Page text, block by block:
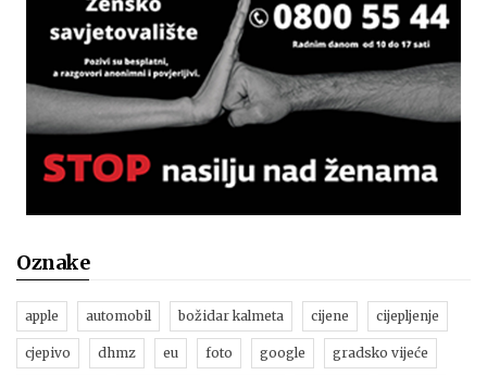
Oznake
apple automobil božidar kalmeta cijene cijepljenje
cjepivo dhmz eu foto google gradsko vijeće